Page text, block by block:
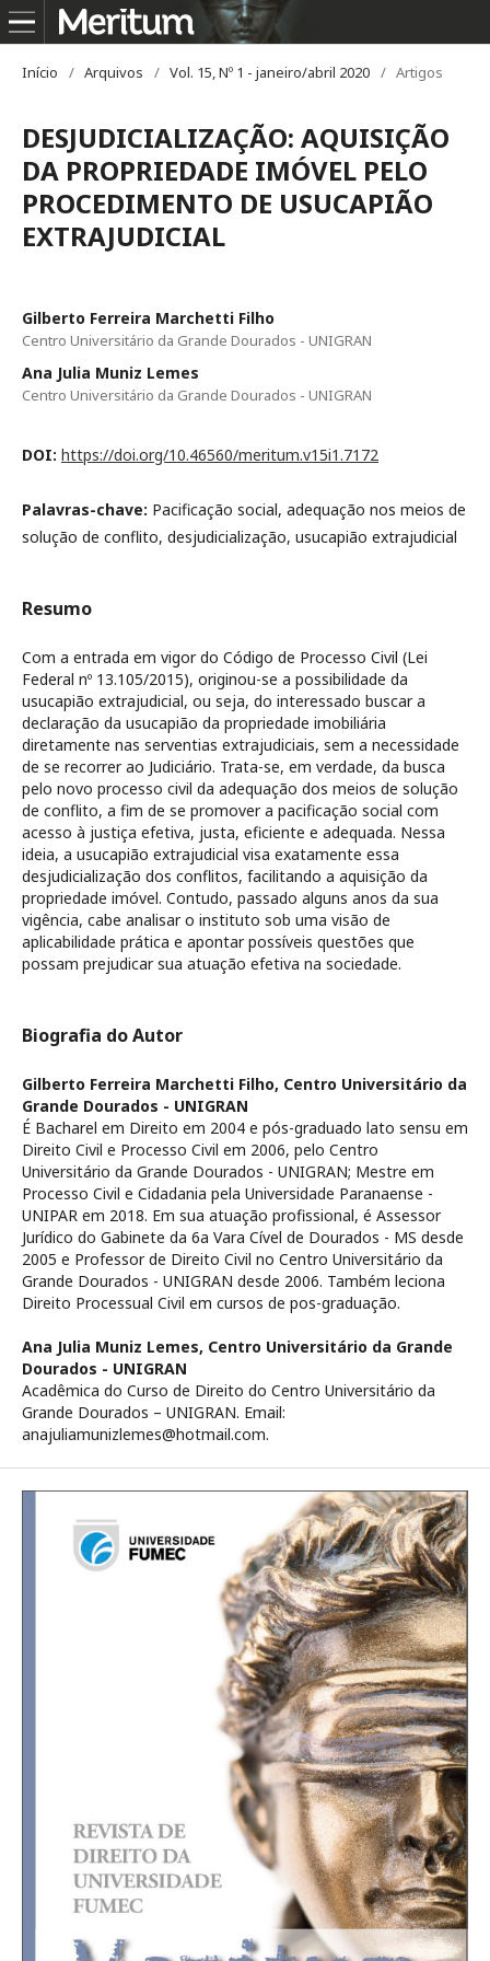
Início / Arquivos / Vol. 15, Nº 1 - janeiro/abril 2020 / Artigos
DESJUDICIALIZAÇÃO: AQUISIÇÃO
DA PROPRIEDADE IMÓVEL PELO
PROCEDIMENTO DE USUCAPIÃO
EXTRAJUDICIAL
Gilberto Ferreira Marchetti Filho
Centro Universitário da Grande Dourados - UNIGRAN
Ana Julia Muniz Lemes
Centro Universitário da Grande Dourados - UNIGRAN
DOI: https://doi.org/10.46560/meritum.v15i1.7172
Palavras-chave: Pacificação social, adequação nos meios de
solução de conflito, desjudicialização, usucapião extrajudicial
Resumo
Com a entrada em vigor do Código de Processo Civil (Lei
Federal nº 13.105/2015), originou-se a possibilidade da
usucapião extrajudicial, ou seja, do interessado buscar a
declaração da usucapião da propriedade imobiliária
diretamente nas serventias extrajudiciais, sem a necessidade
de se recorrer ao Judiciário. Trata-se, em verdade, da busca
pelo novo processo civil da adequação dos meios de solução
de conflito, a fim de se promover a pacificação social com
acesso à justiça efetiva, justa, eficiente e adequada. Nessa
ideia, a usucapião extrajudicial visa exatamente essa
desjudicialização dos conflitos, facilitando a aquisição da
propriedade imóvel. Contudo, passado alguns anos da sua
vigência, cabe analisar o instituto sob uma visão de
aplicabilidade prática e apontar possíveis questões que
possam prejudicar sua atuação efetiva na sociedade.
Biografia do Autor
Gilberto Ferreira Marchetti Filho, Centro Universitário da
Grande Dourados - UNIGRAN
É Bacharel em Direito em 2004 e pós-graduado lato sensu em
Direito Civil e Processo Civil em 2006, pelo Centro
Universitário da Grande Dourados - UNIGRAN; Mestre em
Processo Civil e Cidadania pela Universidade Paranaense -
UNIPAR em 2018. Em sua atuação profissional, é Assessor
Jurídico do Gabinete da 6a Vara Cível de Dourados - MS desde
2005 e Professor de Direito Civil no Centro Universitário da
Grande Dourados - UNIGRAN desde 2006. Também leciona
Direito Processual Civil em cursos de pos-graduação.
Ana Julia Muniz Lemes, Centro Universitário da Grande
Dourados - UNIGRAN
Acadêmica do Curso de Direito do Centro Universitário da
Grande Dourados – UNIGRAN. Email:
anajuliamunizlemes@hotmail.com.